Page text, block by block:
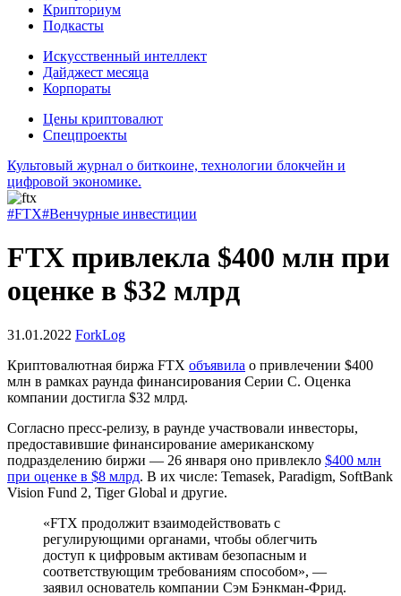
Крипториум
Подкасты
Искусственный интеллект
Дайджест месяца
Корпораты
Цены криптовалют
Спецпроекты
Культовый журнал о биткоине, технологии блокчейн и
цифровой экономике.
#FTX#Венчурные инвестиции
FTX привлекла $400 млн при
оценке в $32 млрд
31.01.2022 ForkLog
Криптовалютная биржа FTX объявила о привлечении $400
млн в рамках раунда финансирования Серии C. Оценка
компании достигла $32 млрд.
Согласно пресс-релизу, в раунде участвовали инвесторы,
предоставившие финансирование американскому
подразделению биржи — 26 января оно привлекло $400 млн
при оценке в $8 млрд. В их числе: Temasek, Paradigm, SoftBank
Vision Fund 2, Tiger Global и другие.
«FTX продолжит взаимодействовать с
регулирующими органами, чтобы облегчить
доступ к цифровым активам безопасным и
соответствующим требованиям способом», —
заявил основатель компании Сэм Бэнкман-Фрид.